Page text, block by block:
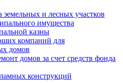
земельных и лесных участков
имущества
казны
компаний для
домов
домов за счет средств фонда
конструкций